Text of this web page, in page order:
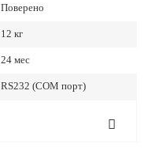
Поверено
12 кг
24 мес
RS232 (COM порт)